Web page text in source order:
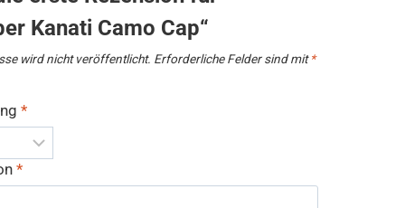
Kanati Camo Cap“
wird nicht veröffentlicht. Erforderliche Felder sind mit*
*
*